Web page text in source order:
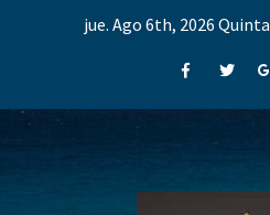
jue. Ago 6th, 2026
FacebookTwitter